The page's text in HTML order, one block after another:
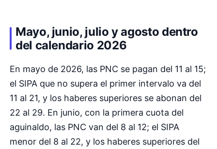
Mayo, junio, julio y agosto dentro
del calendario 2026
En mayo de 2026, las PNC se pagan del 11 al 15;
el SIPA que no supera el primer intervalo va del
11 al 21, y los haberes superiores se abonan del
22 al 29. En junio, con la primera cuota del
aguinaldo, las PNC van del 8 al 12; el SIPA
menor del 8 al 22, y los haberes superiores del